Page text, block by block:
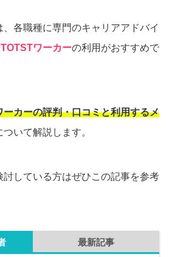
、各職種に専門のキャリアアドバイ
ワーカーの利用がおすすめで
ーカーの評判・口コミと利用するメ
ついて解説します。
討している方はぜひこの記事を参考
最新記事